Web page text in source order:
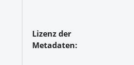
Lizenz der
Metadaten: